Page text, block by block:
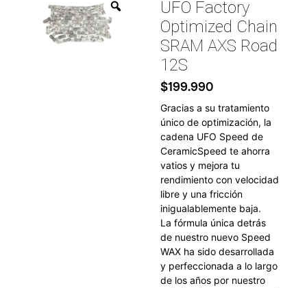
UFO Factory
Optimized Chain
SRAM AXS Road
12S
$199.990
Gracias a su tratamiento
único de optimización, la
cadena UFO Speed de
CeramicSpeed te ahorra
vatios y mejora tu
rendimiento con velocidad
libre y una fricción
inigualablemente baja.
La fórmula única detrás
de nuestro nuevo Speed
WAX ha sido desarrollada
y perfeccionada a lo largo
de los años por nuestro